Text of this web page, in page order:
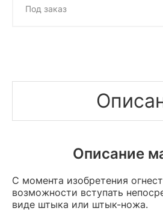
Под заказ
Описание
С момента изобретения
возможности вступать
виде штыка или штык-ножа.